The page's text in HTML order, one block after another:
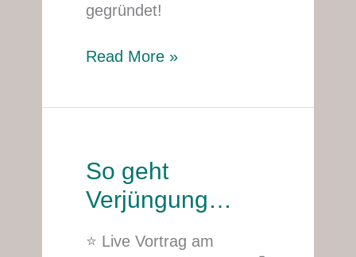
gegründet!
Read More »
So geht
Verjüngung…
⭐ Live Vortrag am
So
geht
Verjüngung…